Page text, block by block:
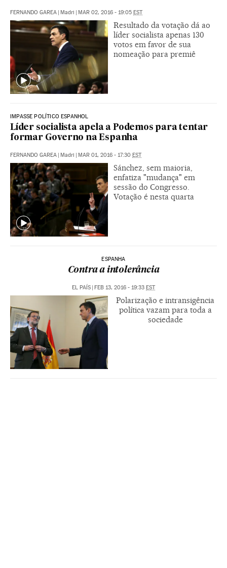
FERNANDO GAREA | Madri | MAR 02, 2016 - 19:05 EST
Resultado da votação dá ao
líder socialista apenas 130
votos em favor de sua
nomeação para premiê
IMPASSE POLÍTICO ESPANHOL
Líder socialista apela a Podemos para tentar
formar Governo na Espanha
FERNANDO GAREA | Madri | MAR 01, 2016 - 17:30 EST
Sánchez, sem maioria,
enfatiza "mudança" em
sessão do Congresso.
Votação é nesta quarta
ESPANHA
Contra a intolerância
EL PAÍS | FEB 13, 2016 - 19:33 EST
Polarização e intransigência
política vazam para toda a
sociedade